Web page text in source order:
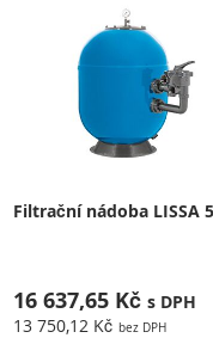
Filtrační nádoba LISSA
16 637,65 Kč
13 750,12 Kč